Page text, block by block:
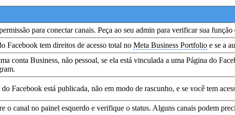
para conectar canais. Peça ao seu admin para verificar sua
Facebook tem direitos de acesso total noMeta Business Portfolio e se a
conta Business, não pessoal, se ela está vinculada a uma Página do
Facebook está publicada, não em modo de rascunho, e se você tem
o canal no painel esquerdo e verifique o status. Alguns canais podem